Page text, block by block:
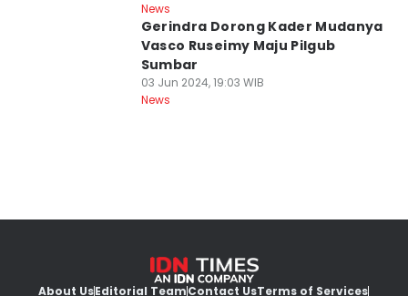
News
Gerindra Dorong Kader Mudanya
Vasco Ruseimy Maju Pilgub
Sumbar
03 Jun 2024, 19:03 WIB
News
About UsEditorial TeamContact UsTerms of Services